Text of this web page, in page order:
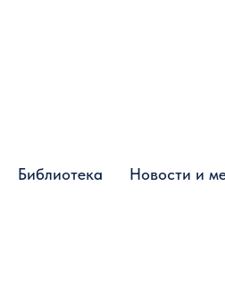
Библиотека Новости и
Библиотека Новости и